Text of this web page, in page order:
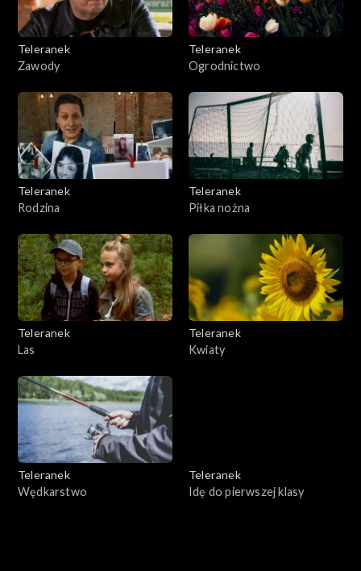
Teleranek
Zawody
Teleranek
Ogrodnictwo
Teleranek
Rodzina
Teleranek
Piłka nożna
Teleranek
Las
Teleranek
Kwiaty
Teleranek
Wędkarstwo
Teleranek
Idę do pierwszej klasy